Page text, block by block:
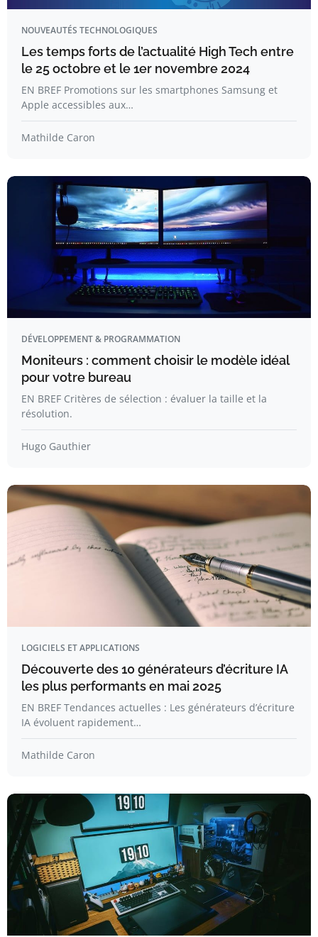
NOUVEAUTÉS TECHNOLOGIQUES
Les temps forts de l’actualité High Tech entre
le 25 octobre et le 1er novembre 2024
EN BREF Promotions sur les smartphones Samsung et
Apple accessibles aux…
Mathilde Caron
DÉVELOPPEMENT & PROGRAMMATION
Moniteurs : comment choisir le modèle idéal
pour votre bureau
EN BREF Critères de sélection : évaluer la taille et la
résolution.
Hugo Gauthier
LOGICIELS ET APPLICATIONS
Découverte des 10 générateurs d’écriture IA
les plus performants en mai 2025
EN BREF Tendances actuelles : Les générateurs d’écriture
IA évoluent rapidement…
Mathilde Caron